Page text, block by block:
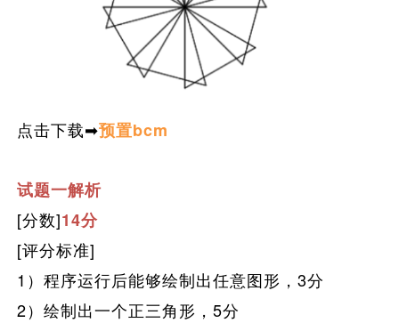
点击下载➡预置bcm
试题一解析
[分数]14分
[评分标准]
1）程序运行后能够绘制出任意图形 ，3分
2）绘制出一个正三角形 ，5分